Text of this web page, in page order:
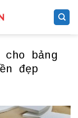
bảng
đẹp